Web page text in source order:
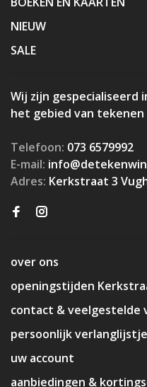
NIEUW
SALE
Wij zijn
het gebied van tekenen
Telefoon: 073 6579992
E-mail:
Adres: Kerkstraat 3
over ons
openingstijden
contact & veelgestelde
persoonlijk verlanglijstje
uw account
aanbiedingen &